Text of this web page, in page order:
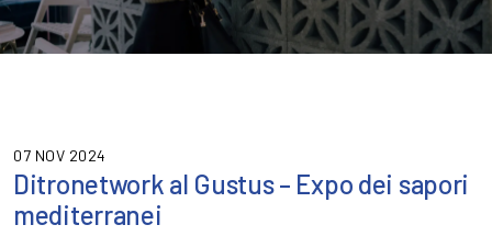
07 NOV 2024
Ditronetwork al Gustus – Expo dei sapori
mediterranei